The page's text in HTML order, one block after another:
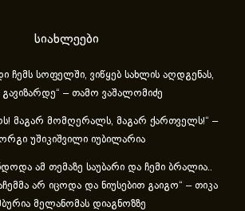
სიახლეები
ჩემს სოფელში, ვიწყებ სახლის აღდგენას,
გავიზარდე“ – თამო ვაშალომიძე
მაგარ მომღერალს, მაგარ ქართველს!“ –
უშიკიშვილი იუბილარია
ამ თემაზე საუბარი და ჩემი ბრალია..
არ იცოდა და ნიუსებით გაიგო“ – თიკა
მელანომას დიაგნოზზე